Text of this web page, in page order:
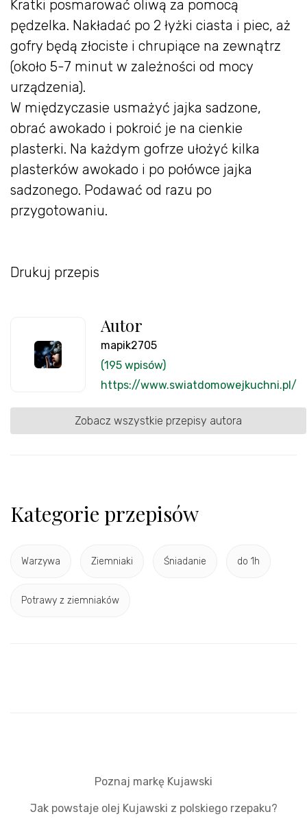
Kratki posmarować oliwą za pomocą
pędzelka. Nakładać po 2 łyżki ciasta i piec, aż
gofry będą złociste i chrupiące na zewnątrz
(około 5-7 minut w zależności od mocy
urządzenia).
W międzyczasie usmażyć jajka sadzone,
obrać awokado i pokroić je na cienkie
plasterki. Na każdym gofrze ułożyć kilka
plasterków awokado i po połówce jajka
sadzonego. Podawać od razu po
przygotowaniu.
Drukuj przepis
Autor
mapik2705
(195 wpisów)
https://www.swiatdomowejkuchni.pl/
Zobacz wszystkie przepisy autora
Kategorie przepisów
Warzywa Ziemniaki Śniadanie do 1h
Potrawy z ziemniaków
Poznaj markę Kujawski
Jak powstaje olej Kujawski z polskiego rzepaku?